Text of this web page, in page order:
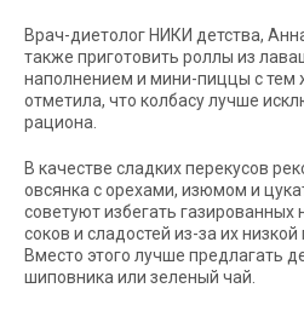
Врач-диетолог НИКИ детства,
также приготовить роллы из
наполнением и мини-пиццы с тем
отметила, что колбасу лучше
рациона.
В качестве сладких перекусов
овсянка с орехами, изюмом и
советуют избегать газированных
соков и сладостей из-за их
Вместо этого лучше предлагать
шиповника или зеленый чай.